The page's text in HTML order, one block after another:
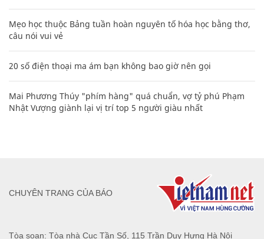
Mẹo học thuộc Bảng tuần hoàn nguyên tố hóa học bằng thơ,
câu nói vui vẻ
20 số điện thoại ma ám bạn không bao giờ nên gọi
Mai Phương Thúy "phím hàng" quá chuẩn, vợ tỷ phú Phạm
Nhật Vượng giành lại vị trí top 5 người giàu nhất
Tòa soạn: Tòa nhà Cục Tần Số, 115 Trần Duy Hưng Hà Nội
CHUYÊN TRANG CỦA BÁO